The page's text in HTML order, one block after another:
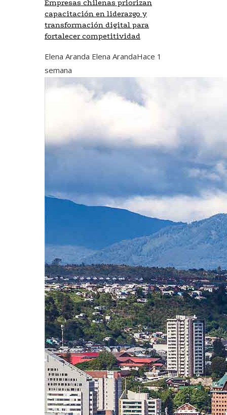
Empresas chilenas priorizan
capacitación en liderazgo y
transformación digital para
fortalecer competitividad
Elena Aranda Elena ArandaHace 1
semana